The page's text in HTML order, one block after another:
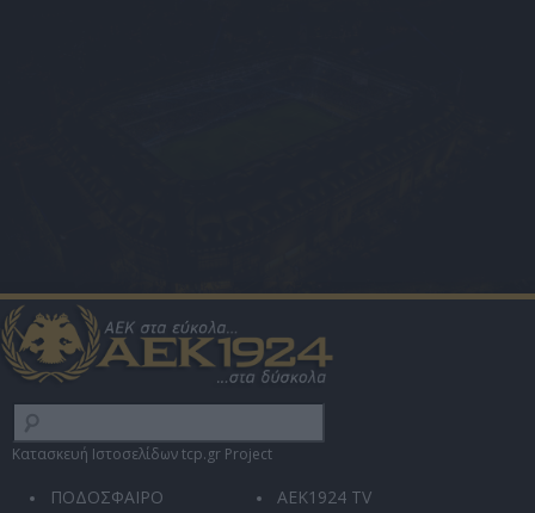
Κατασκευή Ιστοσελίδων tcp.gr Project
ΠΟΔΟΣΦΑΙΡΟ
AEK1924 TV